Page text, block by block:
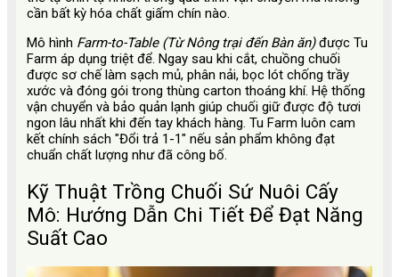
cần bất kỳ hóa chất giấm chín nào.
Mô hình Farm-to-Table (Từ Nông trại đến Bàn ăn)được Tu
Farm áp dụng triệt để. Ngay sau khi cắt, chuồng chuối
được sơ chế làm sạch mủ, phân nải, bọc lót chống trầy
xước và đóng gói trong thùng carton thoáng khí. Hệ thống
vận chuyển và bảo quản lạnh giúp chuối giữ được độ tươi
ngon lâu nhất khi đến tay khách hàng. Tu Farm luôn cam
kết chính sách "Đổi trả 1-1" nếu sản phẩm không đạt
chuẩn chất lượng như đã công bố.
Kỹ Thuật Trồng Chuối Sứ Nuôi Cấy
Mô: Hướng Dẫn Chi Tiết Để Đạt Năng
Suất Cao